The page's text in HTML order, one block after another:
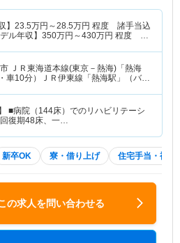
】 23.5万円～28.5万円 程度 諸手当込
ル年収】 350万円～430万円 程度 賞
ＪＲ東海道本線(東京－熱海)「熱海
車10分）ＪＲ伊東線「熱海駅」（バ
■病院（144床）でのリハビリテーシ
復期48床、一…
新卒OK 寮・借り上げ 住宅手当・補助
の求人を問い合わせる